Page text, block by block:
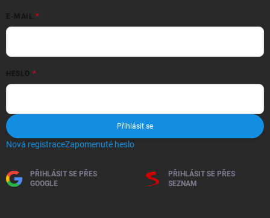
E-MAIL
HESLO
Přihlásit se
Nová registraceZapomenuté heslo
PŘIHLÁSIT SE PŘES
GOOGLE
PŘIHLÁSIT SE PŘES
SEZNAM